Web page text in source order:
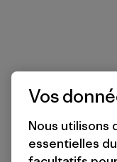
Vos
Nous utilisons
essentielles